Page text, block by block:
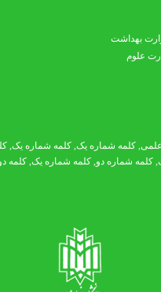
بهداشت
,کلمه شماره یک , کلمه شماره یک,کلمه
شماره دو,کلمه شماره یک ,کلمه دو